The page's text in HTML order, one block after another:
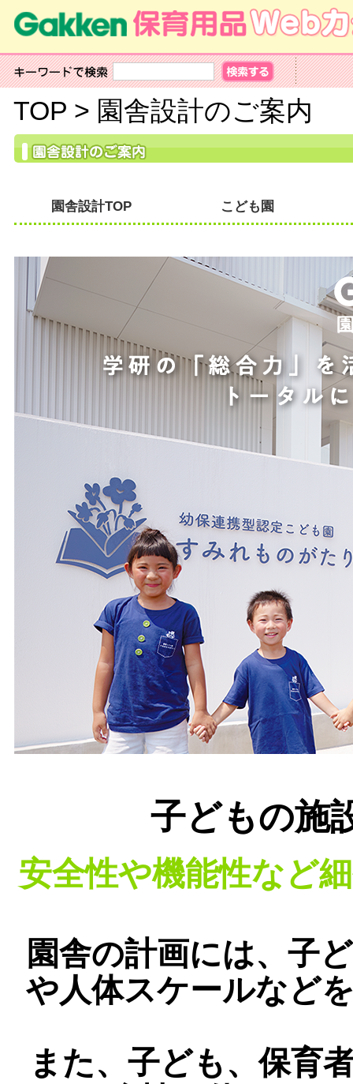
TOP > 園舎設計のご案内
園舎設計TOP こども園
子どもの施
安全性や機能性など
園舎の計画には、子
や人体スケールなど
また、子ども、保育